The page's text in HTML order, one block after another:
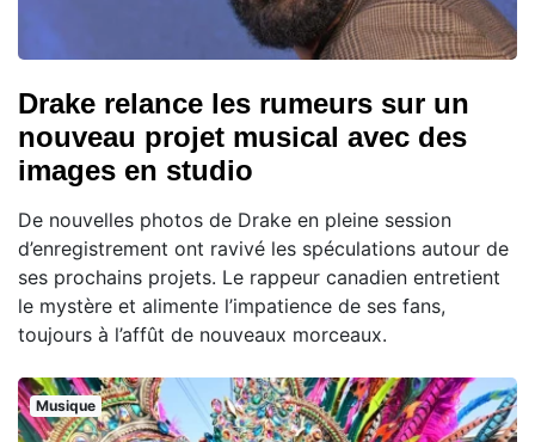
Drake relance les rumeurs sur un
nouveau projet musical avec des
images en studio
De nouvelles photos de Drake en pleine session
d’enregistrement ont ravivé les spéculations autour de
ses prochains projets. Le rappeur canadien entretient
le mystère et alimente l’impatience de ses fans,
toujours à l’affût de nouveaux morceaux.
Musique